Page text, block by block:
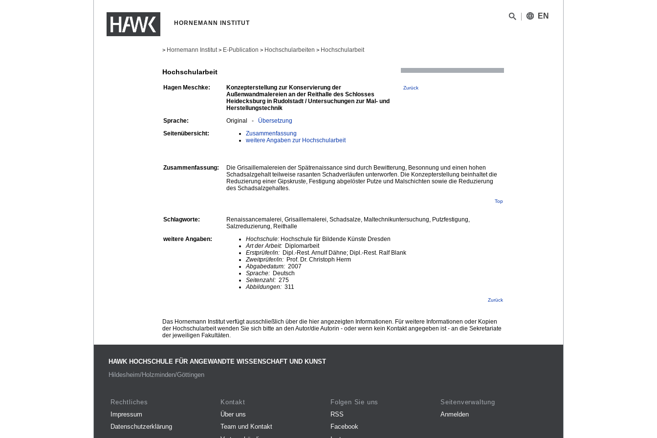
HORNEMANN INSTITUT
EN
> Hornemann Institut > E-Publication > Hochschularbeiten > Hochschularbeit
Hochschularbeit
Hagen Meschke:
Konzepterstellung zur Konservierung der
Außenwandmalereien an der Reithalle des Schlosses
Heidecksburg in Rudolstadt / Untersuchungen zur Mal- und
Herstellungstechnik
Zurück
Sprache: Original - Übersetzung
Seitenübersicht:
Zusammenfassung
weitere Angaben zur Hochschularbeit
Zusammenfassung:
Die Grisaillemalereien der Spätrenaissance sind durch Bewitterung, Besonnung und einen hohen
Schadsalzgehalt teilweise rasanten Schadverläufen unterworfen. Die Konzepterstellung beinhaltet die
Reduzierung einer Gipskruste, Festigung abgelöster Putze und Malschichten sowie die Reduzierung
des Schadsalzgehaltes.
Top
Schlagworte:
Renaissancemalerei, Grisaillemalerei, Schadsalze, Maltechnikuntersuchung, Putzfestigung,
Salzreduzierung, Reithalle
weitere Angaben:
Hochschule: Hochschule für Bildende Künste Dresden
Art der Arbeit: Diplomarbeit
Erstprüfer/in: Dipl.-Rest. Arnulf Dähne; Dipl.-Rest. Ralf Blank
Zweitprüfer/in: Prof. Dr. Christoph Herm
Abgabedatum: 2007
Sprache: Deutsch
Seitenzahl: 275
Abbildungen: 311
Zurück
Das Hornemann Institut verfügt ausschließlich über die hier angezeigten Informationen. Für weitere Informationen oder Kopien
der Hochschularbeit wenden Sie sich bitte an den Autor/die Autorin - oder wenn kein Kontakt angegeben ist - an die Sekretariate
der jeweiligen Fakultäten.
HAWK HOCHSCHULE FÜR ANGEWANDTE WISSENSCHAFT UND KUNST
Hildesheim/Holzminden/Göttingen
Rechtliches
Impressum
Datenschutzerklärung
Kontakt
Über uns
Team und Kontakt
Folgen Sie uns
RSS
Facebook
Seitenverwaltung
Anmelden